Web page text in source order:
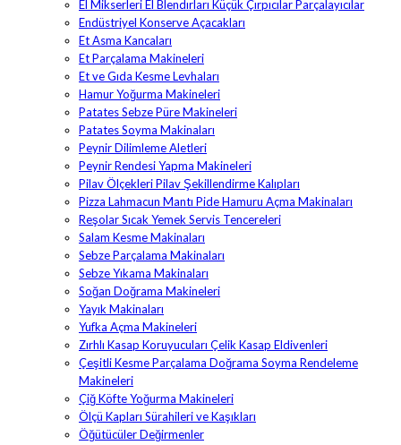
El Mikserleri El Blendırları Küçük Çırpıcılar Parçalayıcılar
Endüstriyel Konserve Açacakları
Et Asma Kancaları
Et Parçalama Makineleri
Et ve Gıda Kesme Levhaları
Hamur Yoğurma Makineleri
Patates Sebze Püre Makineleri
Patates Soyma Makinaları
Peynir Dilimleme Aletleri
Peynir Rendesi Yapma Makineleri
Pilav Ölçekleri Pilav Şekillendirme Kalıpları
Pizza Lahmacun Mantı Pide Hamuru Açma Makinaları
Reşolar Sıcak Yemek Servis Tencereleri
Salam Kesme Makinaları
Sebze Parçalama Makinaları
Sebze Yıkama Makinaları
Soğan Doğrama Makineleri
Yayık Makinaları
Yufka Açma Makineleri
Zırhlı Kasap Koruyucuları Çelik Kasap Eldivenleri
Çeşitli Kesme Parçalama Doğrama Soyma Rendeleme
Makineleri
Çiğ Köfte Yoğurma Makineleri
Ölçü Kapları Sürahileri ve Kaşıkları
Öğütücüler Değirmenler